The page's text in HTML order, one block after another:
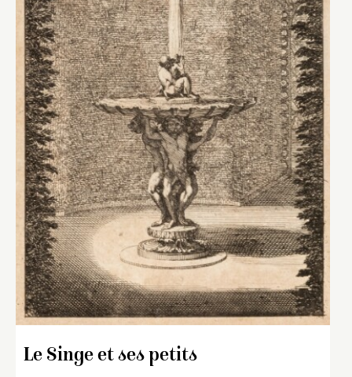
Le Singe et ses petits